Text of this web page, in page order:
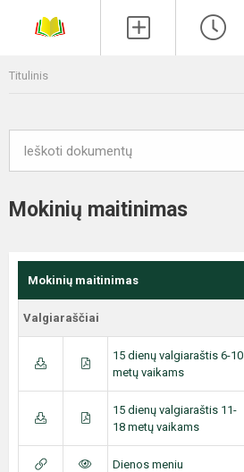
Titulinis
Mokinių maitinimas
Mokinių maitinimas
Valgiaraščiai
15 dienų valgiaraštis 6-10
metų vaikams
15 dienų valgiaraštis 11-
18 metų vaikams
Dienos meniu